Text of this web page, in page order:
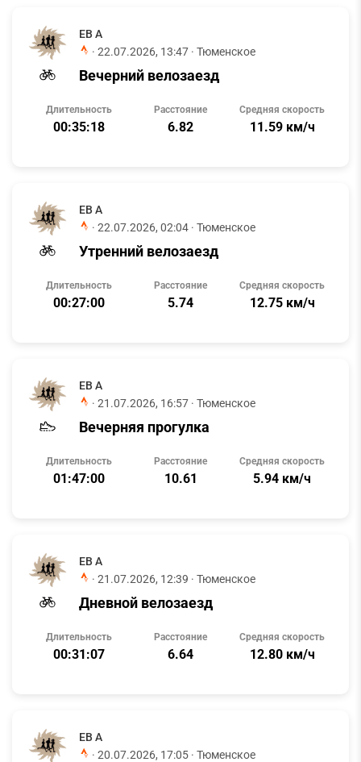
ЕВ А
· 22.07.2026, 13:47 · Тюменское
Вечерний велозаезд
Длительность
00:35:18
Расстояние
6.82
Средняя скорость
11.59 км/ч
ЕВ А
· 22.07.2026, 02:04 · Тюменское
Утренний велозаезд
Длительность
00:27:00
Расстояние
5.74
Средняя скорость
12.75 км/ч
ЕВ А
· 21.07.2026, 16:57 · Тюменское
Вечерняя прогулка
Длительность
01:47:00
Расстояние
10.61
Средняя скорость
5.94 км/ч
ЕВ А
· 21.07.2026, 12:39 · Тюменское
Дневной велозаезд
Длительность
00:31:07
Расстояние
6.64
Средняя скорость
12.80 км/ч
ЕВ А
· 20.07.2026, 17:05 · Тюменское